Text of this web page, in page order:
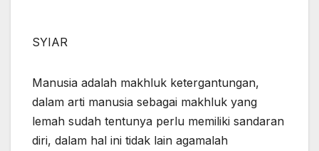
SYIAR
Manusia adalah makhluk ketergantungan,
dalam arti manusia sebagai makhluk yang
lemah sudah tentunya perlu memiliki sandaran
diri, dalam hal ini tidak lain agamalah